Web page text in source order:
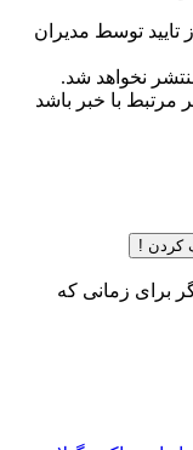
توسط مدیران
نخواهد شد.
مرتبط با خبر باشد
کردن !
برای زمانی که